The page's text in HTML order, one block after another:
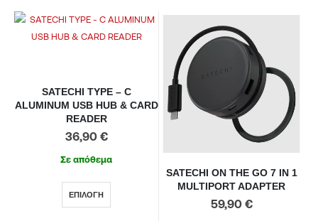
SATECHI TYPE – C
ALUMINUM USB HUB & CARD
READER
36,90 €
Σε απόθεμα
ΕΠΙΛΟΓΉ
SATECHI ON THE GO 7 IN 1
MULTIPORT ADAPTER
59,90 €